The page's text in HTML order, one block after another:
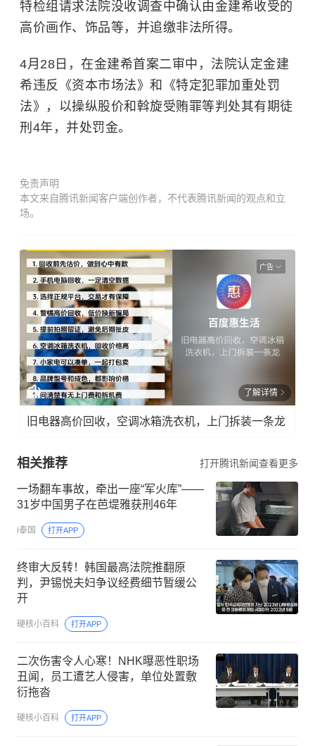
特检组请求法院没收调查中确认由金建希收受的
高价画作、饰品等，并追缴非法所得。
4月28日，在金建希首案二审中，法院认定金建
希违反《资本市场法》和《特定犯罪加重处罚
法》，以操纵股价和斡旋受贿罪等判处其有期徒
刑4年，并处罚金。
免责声明
本文来自腾讯新闻客户端创作者，不代表腾讯新闻的观点和立
场。
广告
了解详情
旧电器高价回收，空调冰箱洗衣机，上门拆装一条龙
相关推荐 打开腾讯新闻查看更多
一场翻车事故，牵出一座“军火库”——
31岁中国男子在芭堤雅获刑46年
i泰国 打开APP
终审大反转！韩国最高法院推翻原
判，尹锡悦夫妇争议经费细节暂缓公
开
硬核小百科 打开APP
二次伤害令人心寒！NHK曝恶性职场
丑闻，员工遭艺人侵害，单位处置敷
衍拖沓
硬核小百科 打开APP